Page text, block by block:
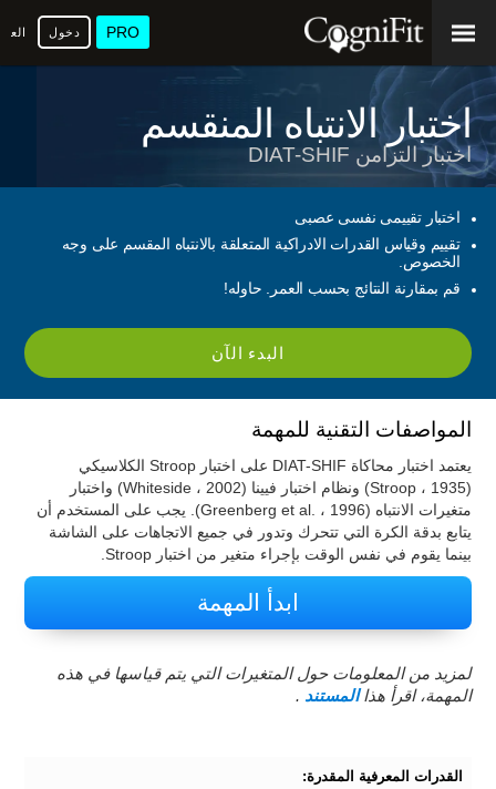
PRO دخول
اختبار الانتباه المنقسم
اختبار التزامن DIAT-SHIF
اختبار تقييمى نفسى عصبى
تقييم وقياس القدرات الادراكية المتعلقة بالانتباه المقسم على وجه
الخصوص.
قم بمقارنة النتائج بحسب العمر. حاوله!
البدء الآن
المواصفات التقنية للمهمة
يعتمد اختبار محاكاة DIAT-SHIF على اختبار Stroop الكلاسيكي
(Stroop ، 1935) ونظام اختبار فيينا (Whiteside ، 2002) واختبار
متغيرات الانتباه (Greenberg et al. ، 1996). يجب على المستخدم أن
يتابع بدقة الكرة التي تتحرك وتدور في جميع الاتجاهات على الشاشة
بينما يقوم في نفس الوقت بإجراء متغير من اختبار Stroop.
ابدأ المهمة
لمزيد من المعلومات حول المتغيرات التي يتم قياسها في هذه
المهمة، اقرأ هذاالمستند .
القدرات المعرفية المقدرة: